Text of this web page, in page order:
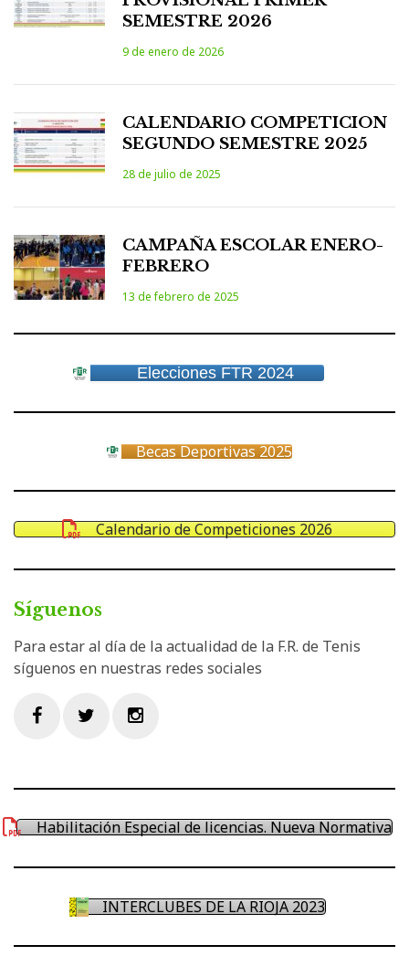
SEMESTRE 2026
9 de enero de 2026
CALENDARIO COMPETICION
SEGUNDO SEMESTRE 2025
28 de julio de 2025
CAMPAÑA ESCOLAR ENERO-
FEBRERO
13 de febrero de 2025
Elecciones FTR 2024
Becas Deportivas 2025
Calendario de Competiciones 2026
Síguenos
Para estar al día de la actualidad de la F.R. de Tenis
síguenos en nuestras redes sociales
Habilitación Especial de licencias. Nueva Normativa
INTERCLUBES DE LA RIOJA 2023